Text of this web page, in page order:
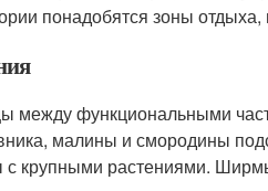
понадобятся зоны
между функциональными
малины и смородины
с крупными растениями.